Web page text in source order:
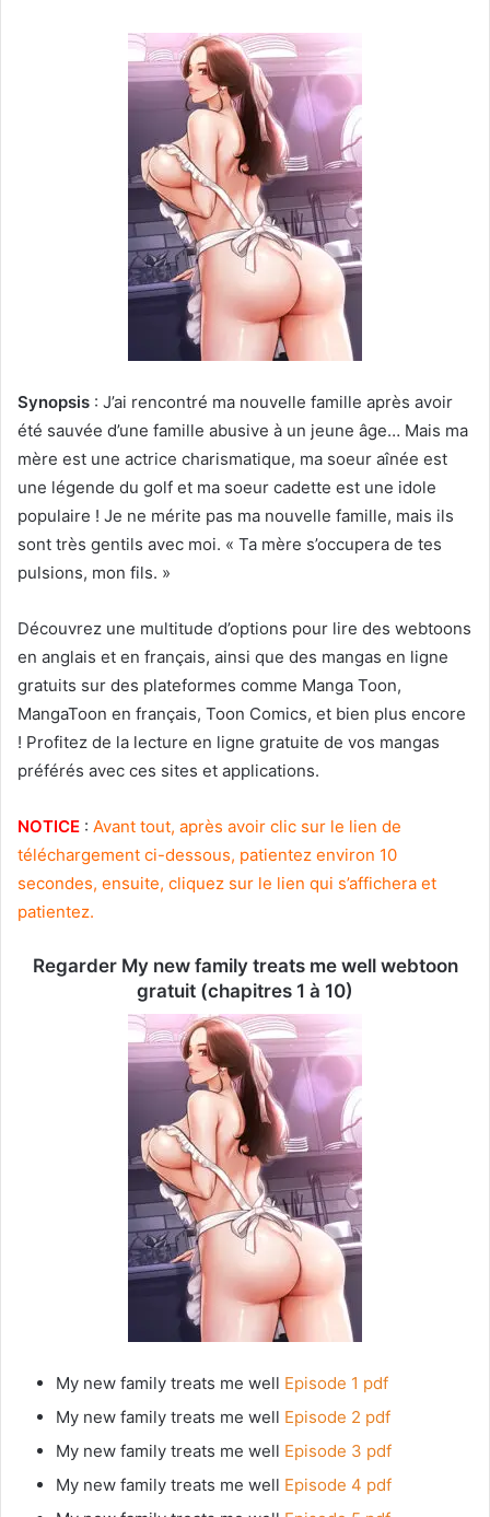
Synopsis : J’ai rencontré ma nouvelle famille après avoir
été sauvée d’une famille abusive à un jeune âge… Mais ma
mère est une actrice charismatique, ma soeur aînée est
une légende du golf et ma soeur cadette est une idole
populaire ! Je ne mérite pas ma nouvelle famille, mais ils
sont très gentils avec moi. « Ta mère s’occupera de tes
pulsions, mon fils. »
Découvrez une multitude d’options pour lire des webtoons
en anglais et en français, ainsi que des mangas en ligne
gratuits sur des plateformes comme Manga Toon,
MangaToon en français, Toon Comics, et bien plus encore
! Profitez de la lecture en ligne gratuite de vos mangas
préférés avec ces sites et applications.
NOTICE : Avant tout, après avoir clic sur le lien de
téléchargement ci-dessous, patientez environ 10
secondes, ensuite, cliquez sur le lien qui s’affichera et
patientez.
Regarder My new family treats me well webtoon
gratuit (chapitres 1 à 10)
My new family treats me well Episode 1 pdf
My new family treats me well Episode 2 pdf
My new family treats me well Episode 3 pdf
My new family treats me well Episode 4 pdf